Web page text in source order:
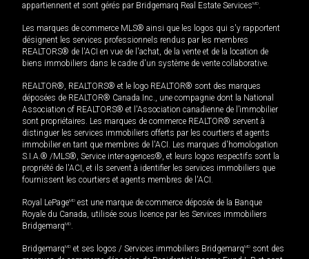
appartiennent et sont gérés par Bridgemarq Real Estate ServicesMD.
Les marques de commerce MLS® ainsi que les logos qui s'y rapportent
désignent les services professionnels rendus par les membres
REALTORS® de l'ACI en vue de l'achat, de la vente et de la location de
biens immobiliers dans le cadre d'un système de vente collaborative.
REALTOR®, REALTORS® et le logo REALTOR® sont des marques
déposées de REALTOR® Canada Inc., une compagnie dont la National
Association of REALTORS® et l'Association canadienne de l’immobilier
sont propriétaires. Les marques de commerce REALTOR® servent à
distinguer les services immobiliers offerts par les courtiers et agents
immobilier en tant que membres de l'ACI. Les marques d'homologation
S.I.A.® /MLS®, Service inter-agences®, et leurs logos respectifs sont la
propriété de l'ACI, et ils servent à identifier les services immobiliers que
fournissent les courtiers et agents membres de l'ACI.
Royal LePageMD est une marque de commerce déposée de la Banque
Royale du Canada, utilisée sous licence par les Services immobiliers
BridgemarqMD.
BridgemarqMD et ses logos / Services immobiliers BridgemarqMD sont des